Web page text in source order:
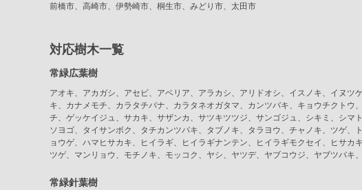
前橋市、高崎市、伊勢崎市、桐生市、みどり市、太田市
対応樹木一覧
常緑広葉樹
アオキ、アカガシ、アセビ、アベリア、アラカシ、アリドオシ、イスノキ、イヌ
キ、カナメモチ、カラタチバナ、カラタネオガタマ、カンツバキ、キョウチクト
チ、ゲッケイジュ、サカキ、サザンカ、サツキツツジ、サンゴジュ、シキミ、シ
ソヨゴ、タイサンボク、タチカンツバキ、タブノキ、タラヨウ、チャノキ、ツゲ
ョウゲ、ハマヒサカキ、ヒイラギ、ヒイラギナンテン、ヒイラギモクセイ、ヒサ
ツゲ、マンリョウ、モチノキ、モッコク、ヤシ、ヤツデ、ヤブコウジ、ヤブツバ
常緑針葉樹